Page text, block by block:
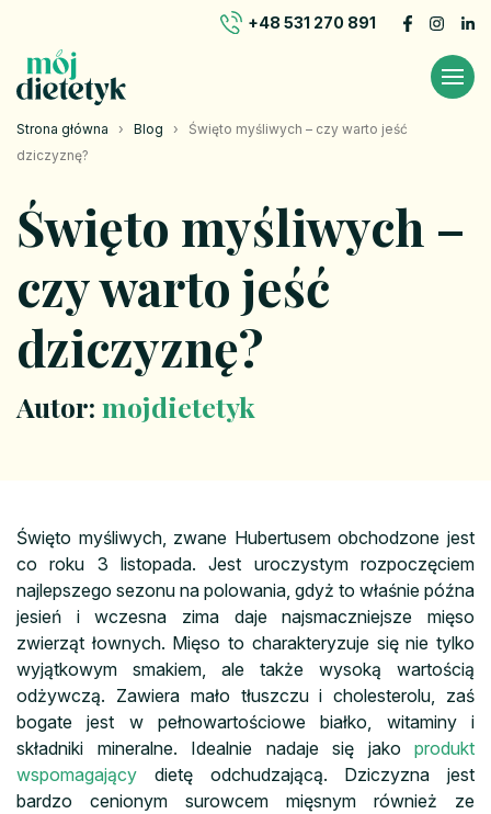
+48 531 270 891
Strona główna › Blog › Święto myśliwych – czy warto jeść
dziczyznę?
Święto myśliwych –
czy warto jeść
dziczyznę?
Autor: mojdietetyk
Święto myśliwych, zwane Hubertusem obchodzone jest
co roku 3 listopada. Jest uroczystym rozpoczęciem
najlepszego sezonu na polowania, gdyż to właśnie późna
jesień i wczesna zima daje najsmaczniejsze mięso
zwierząt łownych. Mięso to charakteryzuje się nie tylko
wyjątkowym smakiem, ale także wysoką wartością
odżywczą. Zawiera mało tłuszczu i cholesterolu, zaś
bogate jest w pełnowartościowe białko, witaminy i
składniki mineralne. Idealnie nadaje się jako produkt
wspomagający dietę odchudzającą. Dziczyzna jest
bardzo cenionym surowcem mięsnym również ze